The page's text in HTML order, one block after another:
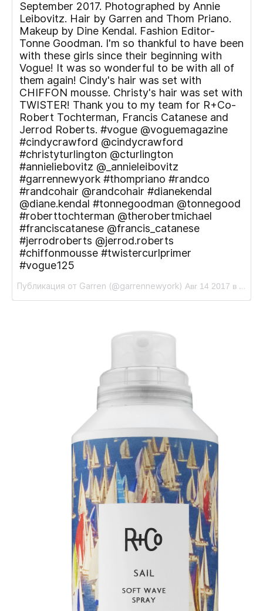
September 2017. Photographed by Annie
Leibovitz. Hair by Garren and Thom Priano.
Makeup by Dine Kendal. Fashion Editor-
Tonne Goodman. I'm so thankful to have been
with these girls since their beginning with
Vogue! It was so wonderful to be with all of
them again! Cindy's hair was set with
CHIFFON mousse. Christy's hair was set with
TWISTER! Thank you to my team for R+Co-
Robert Tochterman, Francis Catanese and
Jerrod Roberts. #vogue @voguemagazine
#cindycrawford @cindycrawford
#christyturlington @cturlington
#annieliebovitz @_annieleibovitz
#garrennewyork #thompriano #randco
#randcohair @randcohair #dianekendal
@diane.kendal #tonnegoodman @tonnegood
#roberttochterman @therobertmichael
#franciscatanese @francis_catanese
#jerrodroberts @jerrod.roberts
#chiffonmousse #twistercurlprimer
#vogue125
Публикация от Garren (@garrennewyork) Авг 14 2017 в 4:52 PDT